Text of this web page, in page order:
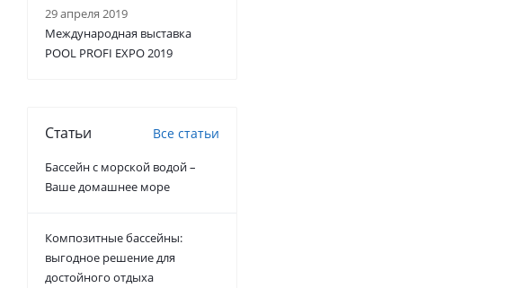
29 апреля 2019
Международная выставка
POOL PROFI EXPO 2019
Статьи Все статьи
Бассейн с морской водой –
Ваше домашнее море
Композитные бассейны:
выгодное решение для
достойного отдыха